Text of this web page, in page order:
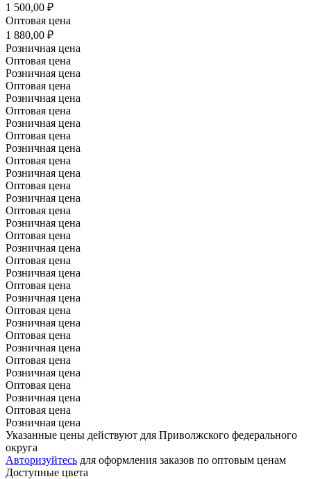
1 500,00 ₽
Оптовая цена
1 880,00 ₽
Розничная цена
Оптовая цена
Розничная цена
Оптовая цена
Розничная цена
Оптовая цена
Розничная цена
Оптовая цена
Розничная цена
Оптовая цена
Розничная цена
Оптовая цена
Розничная цена
Оптовая цена
Розничная цена
Оптовая цена
Розничная цена
Оптовая цена
Розничная цена
Оптовая цена
Розничная цена
Оптовая цена
Розничная цена
Оптовая цена
Розничная цена
Оптовая цена
Розничная цена
Оптовая цена
Розничная цена
Оптовая цена
Розничная цена
Указанные цены действуют для Приволжского федерального
округа
Авторизуйтесь для оформления заказов по оптовым ценам
Доступные цвета